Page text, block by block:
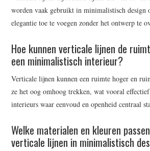
worden vaak gebruikt in minimalistisch design
elegantie toe te voegen zonder het ontwerp te
Hoe kunnen verticale lijnen de
een minimalistisch interieur?
Verticale lijnen kunnen een ruimte hoger en
ze het oog omhoog trekken, wat vooral
interieurs waar eenvoud en openheid centraal
Welke materialen en kleuren
verticale lijnen in minimalistisch